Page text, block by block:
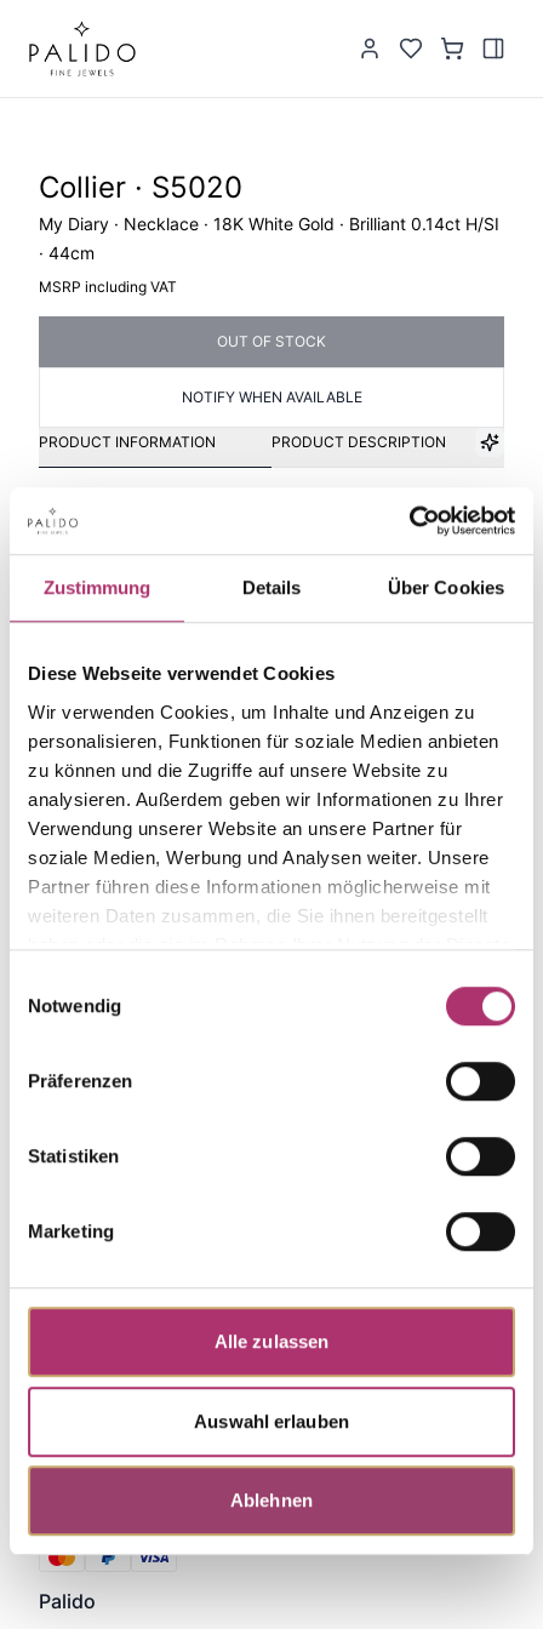
Zustimmung Details Über Cookies
Diese Webseite verwendet Cookies
Wir verwenden Cookies, um Inhalte und Anzeigen zu
personalisieren, Funktionen für soziale Medien anbieten
zu können und die Zugriffe auf unsere Website zu
analysieren. Außerdem geben wir Informationen zu Ihrer
Verwendung unserer Website an unsere Partner für
soziale Medien, Werbung und Analysen weiter. Unsere
Partner führen diese Informationen möglicherweise mit
weiteren Daten zusammen, die Sie ihnen bereitgestellt
haben oder die sie im Rahmen Ihrer Nutzung der Dienste
Notwendig
Präferenzen
Statistiken
Marketing
Alle zulassen
Auswahl erlauben
Ablehnen
Collier · S5020
My Diary · Necklace · 18K White Gold · Brilliant 0.14ct H/SI
· 44cm
MSRP including VAT
OUT OF STOCK
NOTIFY WHEN AVAILABLE
PRODUCT INFORMATION PRODUCT DESCRIPTION
Item group
Weight
Serial number
9010595651755
-
Metal Fineness
750
Metal Color
white gold
Length
44 cm
Width
Gem Color
white
Gem Type
Diamond
Gem
fc diamond
Palido